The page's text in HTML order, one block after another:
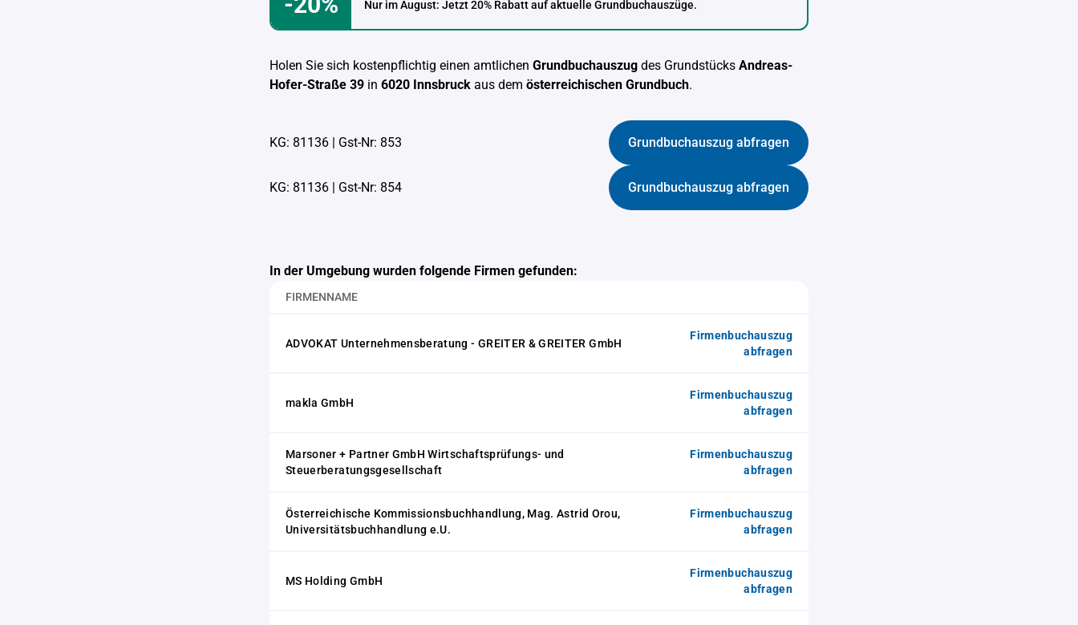
Nur im August: Jetzt 20% Rabatt auf aktuelle Grundbuchauszüge.
Holen Sie sich kostenpflichtig einen amtlichen Grundbuchauszug des Grundstücks Andreas-
Hofer-Straße 39 in 6020 Innsbruck aus dem österreichischen Grundbuch.
KG: 81136 | Gst-Nr: 853 Grundbuchauszug abfragen
KG: 81136 | Gst-Nr: 854 Grundbuchauszug abfragen
In der Umgebung wurden folgende Firmen gefunden:
FIRMENNAME
ADVOKAT Unternehmensberatung - GREITER & GREITER GmbH
Firmenbuchauszug
abfragen
makla GmbH
Firmenbuchauszug
abfragen
Marsoner + Partner GmbH Wirtschaftsprüfungs- und
Steuerberatungsgesellschaft
Firmenbuchauszug
abfragen
Österreichische Kommissionsbuchhandlung, Mag. Astrid Orou,
Universitätsbuchhandlung e.U.
Firmenbuchauszug
abfragen
MS Holding GmbH
Firmenbuchauszug
abfragen